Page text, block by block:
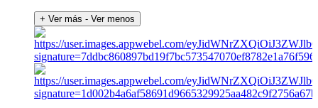
+ Ver más - Ver menos